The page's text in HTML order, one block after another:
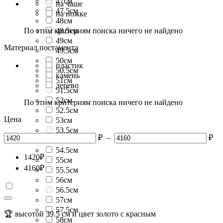
47.5см
48см
48.5см
49см
49.5см
50см
50.5см
51см
51.5см
52см
52.5см
53см
53.5см
54.5см
55см
55.5см
56см
56.5см
57см
57.5см
58см
на чаше
на ножке
По этим критериям поиска ничего не найдено
Материал постамента
пластик
камень
дерево
По этим критериям поиска ничего не найдено
Цена
₽ – ₽
1420₽
4160₽
🏆 высотой 39.5 см и цвет золото с красным